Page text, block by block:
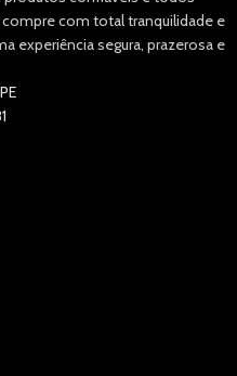
compre com total tranquilidade e
experiência segura, prazerosa e